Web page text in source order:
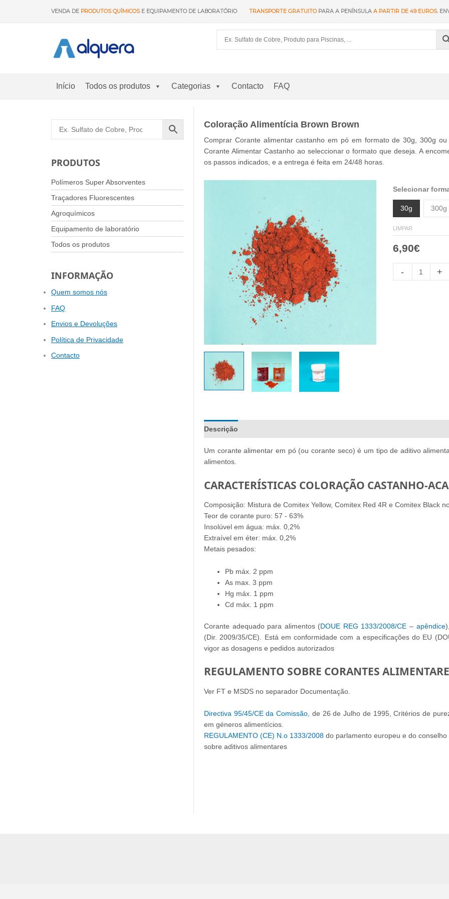
VENDA DE PRODUTOS QUÍMICOSE EQUIPAMENTO DE LABORATÓRIO TRANSPORTE GRATUITOPARA A PENÍNSULA A PARTIR DE 49 EUROS.
Início Todos os produtos Categorias Contacto FAQ
PRODUTOS
Polímeros Super Absorventes
Traçadores Fluorescentes
Agroquímicos
Equipamento de laboratório
Todos os produtos
INFORMAÇÃO
Quem somos nós
FAQ
Envios e Devoluções
Política de Privacidade
Contacto
Coloração Alimentícia Brown Brown
Comprar Corante alimentar castanho em pó em formato de 30g, 300g
Corante Alimentar Castanho ao seleccionar o formato que deseja. A
os passos indicados, e a entrega é feita em 24/48 horas.
Selecionar
30g 300g
LIMPAR
6,90€
-
Colorante
Alimentario
+
Descrição
Um corante alimentar em pó (ou corante seco) é um tipo de aditivo
alimentos.
CARACTERÍSTICAS COLORAÇÃO CASTANHO-
Composição: Mistura de Comitex Yellow, Comitex Red 4R e Comitex Black
Teor de corante puro: 57 - 63%
Insolúvel em água: máx. 0,2%
Extraível em éter: máx. 0,2%
Metais pesados:
Pb máx. 2 ppm
As max. 3 ppm
Hg máx. 1 ppm
Cd máx. 1 ppm
Corante adequado para alimentos (DOUE REG 1333/2008/CE – apêndice),
(Dir. 2009/35/CE). Está em conformidade com a especificações do EU
vigor as dosagens e pedidos autorizados
REGULAMENTO SOBRE CORANTES
Ver FT e MSDS no separador Documentação.
Directiva 95/45/CE da Comissão, de 26 de Julho de 1995, Critérios de
em géneros alimentícios.
REGULAMENTO (CE) N.o 1333/2008 do parlamento europeu e do
sobre aditivos alimentares